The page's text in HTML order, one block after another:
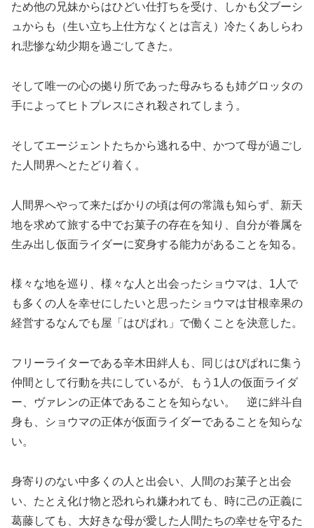
ため他の兄妹からはひどい仕打ちを受け、しかも父ブーシ
ュからも（生い立ち上仕方なくとは言え）冷たくあしらわ
れ悲惨な幼少期を過ごしてきた。
そして唯一の心の拠り所であった母みちるも姉グロッタの
手によってヒトプレスにされ殺されてしまう。
そしてエージェントたちから逃れる中、かつて母が過ごし
た人間界へとたどり着く。
人間界へやって来たばかりの頃は何の常識も知らず、新天
地を求めて旅する中でお菓子の存在を知り、自分が眷属を
生み出し仮面ライダーに変身する能力があることを知る。
様々な地を巡り、様々な人と出会ったショウマは、1人で
も多くの人を幸せにしたいと思ったショウマは甘根幸果の
経営するなんでも屋「はぴぱれ」で働くことを決意した。
フリーライターである辛木田絆人も、同じはぴぱれに集う
仲間として行動を共にしているが、もう1人の仮面ライダ
ー、ヴァレンの正体であることを知らない。 逆に絆斗自
身も、ショウマの正体が仮面ライダーであることを知らな
い。
身寄りのない中多くの人と出会い、人間のお菓子と出会
い、たとえ化け物と恐れられ嫌われても、時に己の正義に
葛藤しても、大好きな母が愛した人間たちの幸せを守るた